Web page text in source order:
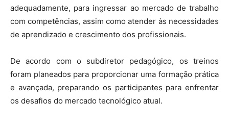
adequadamente, para ingressar ao mercado de trabalho
com competências, assim como atender às necessidades
de aprendizado e crescimento dos profissionais.
De acordo com o subdiretor pedagógico, os treinos
foram planeados para proporcionar uma formação prática
e avançada, preparando os participantes para enfrentar
os desafios do mercado tecnológico atual.